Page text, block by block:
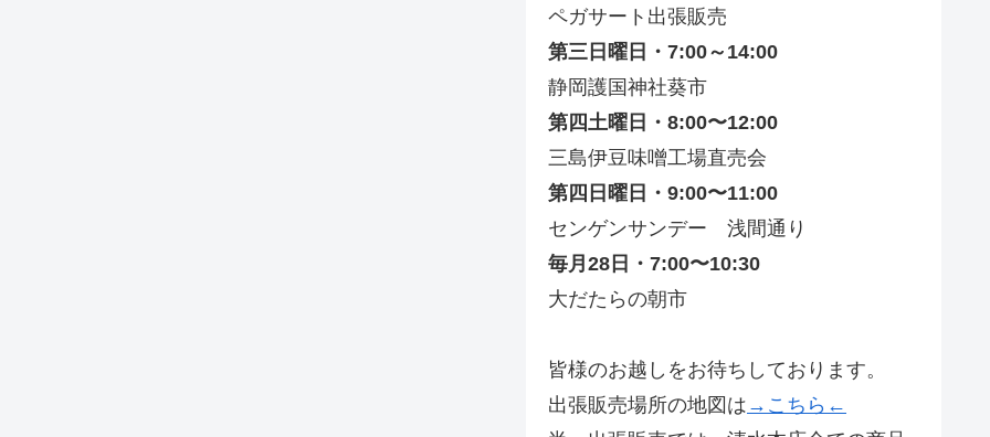
ペガサート出張販売
第三日曜日・7:00～14:00
静岡護国神社葵市
第四土曜日・8:00〜12:00
三島伊豆味噌工場直売会
第四日曜日・9:00〜11:00
センゲンサンデー 浅間通り
毎月28日・7:00〜10:30
大だたらの朝市
皆様のお越しをお待ちしております。
出張販売場所の地図は →こちら←